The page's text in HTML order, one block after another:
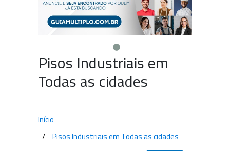
Pisos Industriais em
Todas as cidades
Início
Pisos Industriais em Todas as cidades